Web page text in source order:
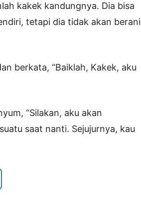
kakek kandungnya. Dia bisa
tetapi dia tidak akan berani
berkata, “Baiklah, Kakek, aku
“Silakan, aku akan
saat nanti. Sejujurnya, kau